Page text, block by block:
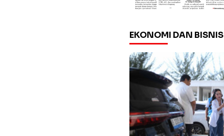
EKONOMI DAN BISNIS